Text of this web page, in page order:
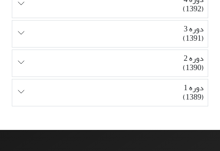
(1392)
دوره 3
(1391)
دوره 2
(1390)
دوره 1
(1389)